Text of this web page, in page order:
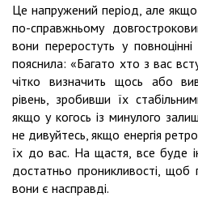
Це напружений період, але
по-справжньому
вони переростуть у
пояснила: «Багато хто з вас
чітко визначить щось або
рівень, зробивши їх
якщо у когось із минулого
не дивуйтесь, якщо енергія
їх до вас. На щастя, все буде
достатньо проникливості, щоб
вони є насправді.